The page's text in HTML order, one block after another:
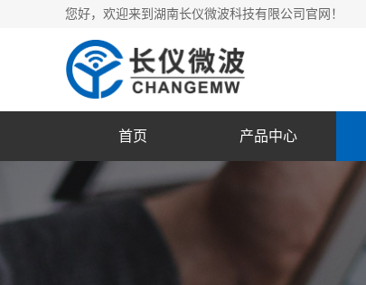
您好，欢迎来到湖南长仪微波科技有限公司官网！
首页 产品中心